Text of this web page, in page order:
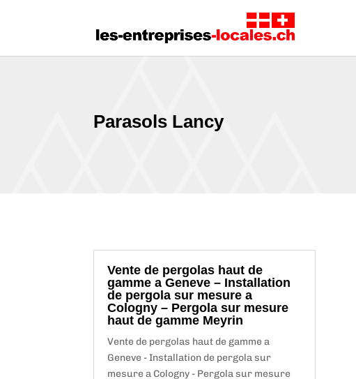
Parasols Lancy
Vente de pergolas haut de
gamme a Geneve – Installation
de pergola sur mesure a
Cologny – Pergola sur mesure
haut de gamme Meyrin
Vente de pergolas haut de gamme a
Geneve - Installation de pergola sur
mesure a Cologny - Pergola sur mesure